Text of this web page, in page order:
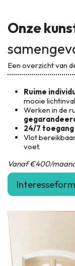
Onze
Een overzicht van
Ruime
mooie lichtinval
Werken in de
24/7 toegang
Vlot
voet.
Vanaf €400/